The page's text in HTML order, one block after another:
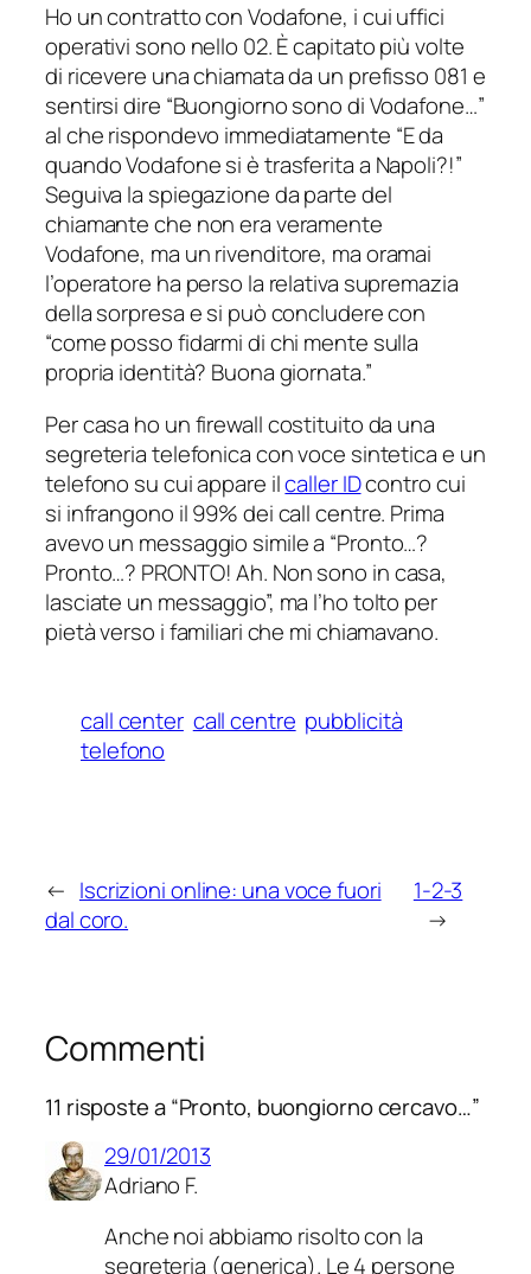
Ho un contratto con Vodafone, i cui uffici
operativi sono nello 02. È capitato più volte
di ricevere una chiamata da un prefisso 081 e
sentirsi dire “Buongiorno sono di Vodafone…”
al che rispondevo immediatamente “E da
quando Vodafone si è trasferita a Napoli?!”
Seguiva la spiegazione da parte del
chiamante che non era veramente
Vodafone, ma un rivenditore, ma oramai
l’operatore ha perso la relativa supremazia
della sorpresa e si può concludere con
“come posso fidarmi di chi mente sulla
propria identità? Buona giornata.”
Per casa ho unfirewallcostituito da una
segreteria telefonica con voce sintetica e un
telefono su cui appare ilcaller IDcontro cui
si infrangono il 99% deicall centre. Prima
avevo un messaggio simile a “Pronto…?
Pronto…? PRONTO! Ah. Non sono in casa,
lasciate un messaggio”, ma l’ho tolto per
pietà verso i familiari che mi chiamavano.
call center call centre pubblicità
telefono
← Iscrizioni online: una voce fuori
dal coro.
1-2-3
→
Commenti
11 risposte a “Pronto, buongiorno cercavo…”
29/01/2013
Adriano F.
Anche noi abbiamo risolto con la
segreteria (generica). Le 4 persone